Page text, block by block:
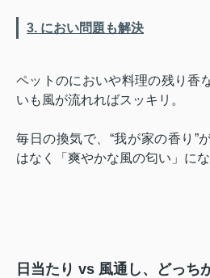
3. におい問題も解決
ペットのにおいや料理の残り香
いも風が流れればスッキリ。
毎日の換気で、“我が家の香り”
はなく「爽やかな風の匂い」にな
日当たり vs 風通し、どっち